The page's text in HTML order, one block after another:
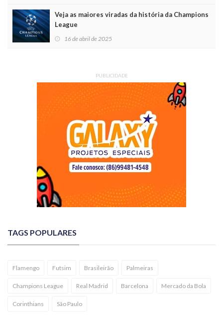
Veja as maiores viradas da história da Champions
League
16 de abril de 2025
PUBLICIDADE
TAGS POPULARES
Flamengo Futsim Brasileirão Palmeiras
Champions League Real Madrid Barcelona Mercado da Bola
Corinthians São Paulo